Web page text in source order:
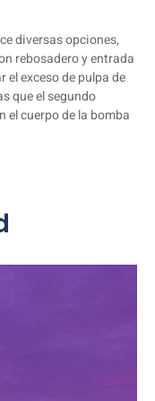
diversas opciones,
rebosadero y entrada
exceso de pulpa de
que el segundo
el cuerpo de la bomba